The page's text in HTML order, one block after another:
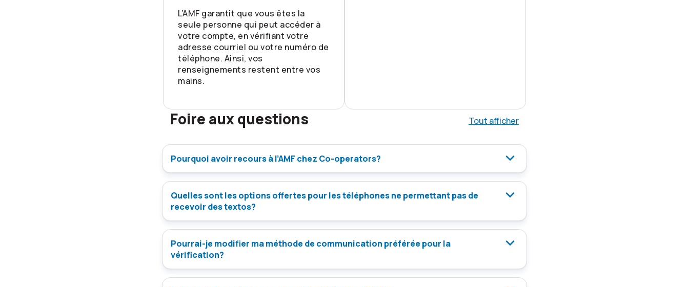
L’AMF garantit que vous êtes la
seule personne qui peut accéder à
votre compte, en vérifiant votre
adresse courriel ou votre numéro de
téléphone. Ainsi, vos
renseignements restent entre vos
mains.
Foire aux questions Tout afficher
Pourquoi avoir recours à l’AMF chez Co-operators?
Quelles sont les options offertes pour les téléphones ne permettant pas de
recevoir des textos?
Pourrai-je modifier ma méthode de communication préférée pour la
vérification?